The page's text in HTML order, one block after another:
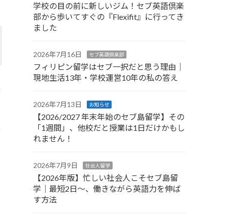
学校の目の前に新しいジム！セブ英語倶楽
部から歩いてすぐの『Flexifit』に行ってき
ました
2026年7月16日 セブ英語倶楽部
フィリピン留学はセブ一択だと思う理由｜
現地生活13年・学校運営10年の私の答え
2026年7月13日 お知らせ
【2026/2027 年末年始のセブ島留学】その
「1週間」、他校だと授業は1日だけかもし
れません！
2026年7月9日 社会人留学
【2026年版】忙しい社会人こそセブ島留
学｜最短2日〜、働きながら英語力を伸ば
す方法